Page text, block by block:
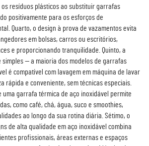
resíduos plásticos ao substituir garrafas
positivamente para os esforços de
Quarto, o design à prova de vazamentos evita
em bolsas, carros ou escritórios,
e proporcionando tranquilidade. Quinto, a
simples — a maioria dos modelos de garrafas
é compatível com lavagem em máquina de lavar
rápida e conveniente, sem técnicas especiais.
uma garrafa térmica de aço inoxidável permite
como café, chá, água, suco e smoothies,
ao longo da sua rotina diária. Sétimo, o
de alta qualidade em aço inoxidável combina
profissionais, áreas externas e espaços